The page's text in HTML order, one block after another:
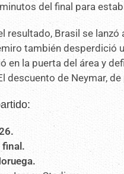
del final para
resultado, Brasil se
también
en la puerta del área y
descuento de Neymar,
final.